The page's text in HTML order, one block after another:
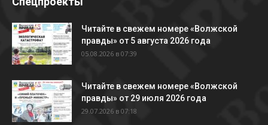
Читайте в свежем номере «Волжской
правды» от 5 августа 2026 года
05.08.2026 в 07:39
Читайте в свежем номере «Волжской
правды» от 29 июля 2026 года
29.07.2026 в 07:18